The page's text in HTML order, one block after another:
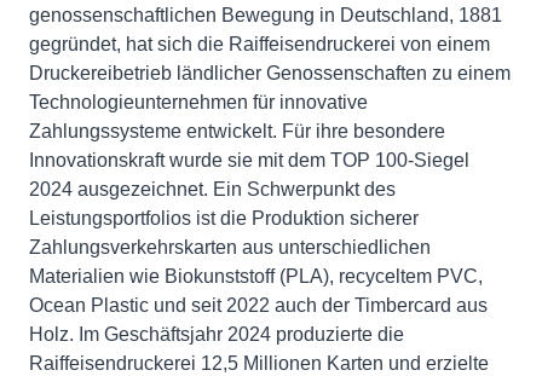
genossenschaftlichen Bewegung in Deutschland, 1881
gegründet, hat sich die Raiffeisendruckerei von einem
Druckereibetrieb ländlicher Genossenschaften zu einem
Technologieunternehmen für innovative
Zahlungssysteme entwickelt. Für ihre besondere
Innovationskraft wurde sie mit dem TOP 100-Siegel
2024 ausgezeichnet. Ein Schwerpunkt des
Leistungsportfolios ist die Produktion sicherer
Zahlungsverkehrskarten aus unterschiedlichen
Materialien wie Biokunststoff (PLA), recyceltem PVC,
Ocean Plastic und seit 2022 auch der Timbercard aus
Holz. Im Geschäftsjahr 2024 produzierte die
Raiffeisendruckerei 12,5 Millionen Karten und erzielte